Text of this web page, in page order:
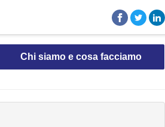
Chi siamo e cosa facciamo